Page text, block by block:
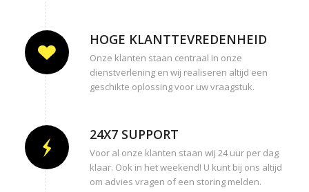
HOGE KLANTTEVREDENHEID
Onze klanten staan centraal in onze
dienstverlening en wij realiseren altijd een
geschikte oplossing voor uw vraagstuk.
24X7 SUPPORT
Voor al onze klanten staan wij 24 uur per dag
klaar. Ook in het weekend! U kunt bij ons altijd
om advies vragen of een storing melden.